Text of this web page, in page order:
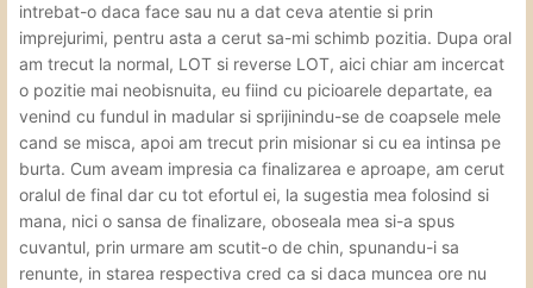
intrebat-o daca face sau nu a dat ceva atentie si prin
imprejurimi, pentru asta a cerut sa-mi schimb pozitia. Dupa oral
am trecut la normal, LOT si reverse LOT, aici chiar am incercat
o pozitie mai neobisnuita, eu fiind cu picioarele departate, ea
venind cu fundul in madular si sprijinindu-se de coapsele mele
cand se misca, apoi am trecut prin misionar si cu ea intinsa pe
burta. Cum aveam impresia ca finalizarea e aproape, am cerut
oralul de final dar cu tot efortul ei, la sugestia mea folosind si
mana, nici o sansa de finalizare, oboseala mea si-a spus
cuvantul, prin urmare am scutit-o de chin, spunandu-i sa
renunte, in starea respectiva cred ca si daca muncea ore nu